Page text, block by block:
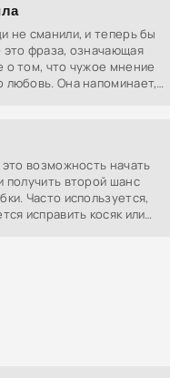
не сманили, и теперь бы
фраза, означающая
о том, что чужое мнение
любовь. Она напоминает,
возможность начать
получить второй шанс
Часто используется,
исправить косяк или